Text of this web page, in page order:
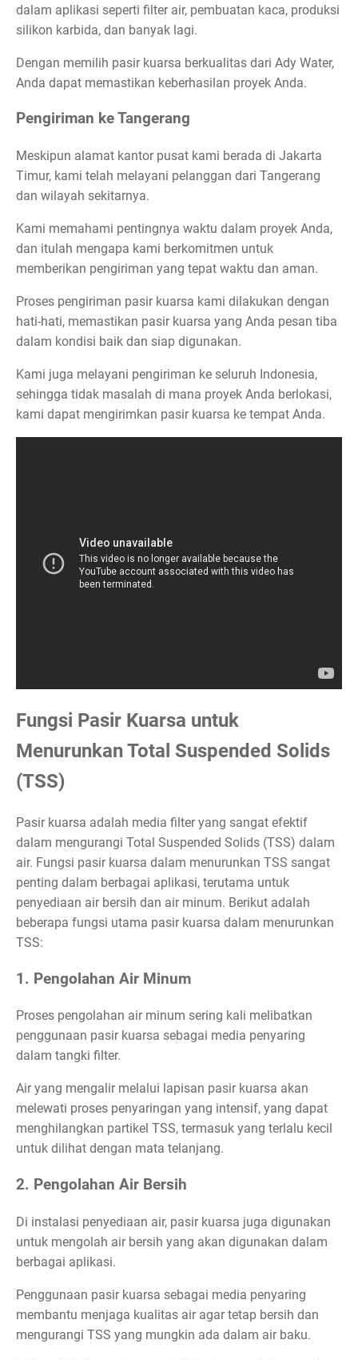
dalam aplikasi seperti filter air, pembuatan kaca, produksi
silikon karbida, dan banyak lagi.
Dengan memilih pasir kuarsa berkualitas dari Ady Water,
Anda dapat memastikan keberhasilan proyek Anda.
Pengiriman ke Tangerang
Meskipun alamat kantor pusat kami berada di Jakarta
Timur, kami telah melayani pelanggan dari Tangerang
dan wilayah sekitarnya.
Kami memahami pentingnya waktu dalam proyek Anda,
dan itulah mengapa kami berkomitmen untuk
memberikan pengiriman yang tepat waktu dan aman.
Proses pengiriman pasir kuarsa kami dilakukan dengan
hati-hati, memastikan pasir kuarsa yang Anda pesan tiba
dalam kondisi baik dan siap digunakan.
Kami juga melayani pengiriman ke seluruh Indonesia,
sehingga tidak masalah di mana proyek Anda berlokasi,
kami dapat mengirimkan pasir kuarsa ke tempat Anda.
Fungsi Pasir Kuarsa untuk
Menurunkan Total Suspended Solids
(TSS)
Pasir kuarsa adalah media filter yang sangat efektif
dalam mengurangi Total Suspended Solids (TSS) dalam
air. Fungsi pasir kuarsa dalam menurunkan TSS sangat
penting dalam berbagai aplikasi, terutama untuk
penyediaan air bersih dan air minum. Berikut adalah
beberapa fungsi utama pasir kuarsa dalam menurunkan
TSS:
1. Pengolahan Air Minum
Proses pengolahan air minum sering kali melibatkan
penggunaan pasir kuarsa sebagai media penyaring
dalam tangki filter.
Air yang mengalir melalui lapisan pasir kuarsa akan
melewati proses penyaringan yang intensif, yang dapat
menghilangkan partikel TSS, termasuk yang terlalu kecil
untuk dilihat dengan mata telanjang.
2. Pengolahan Air Bersih
Di instalasi penyediaan air, pasir kuarsa juga digunakan
untuk mengolah air bersih yang akan digunakan dalam
berbagai aplikasi.
Penggunaan pasir kuarsa sebagai media penyaring
membantu menjaga kualitas air agar tetap bersih dan
mengurangi TSS yang mungkin ada dalam air baku.